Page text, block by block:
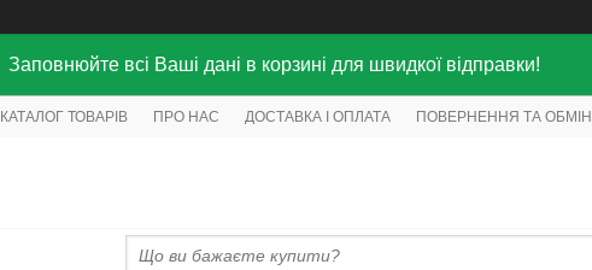
Заповнюйте всі Ваші дані в корзині для швидкої відправки!
КАТАЛОГ ТОВАРІВ ПРО НАС ДОСТАВКА І ОПЛАТА ПОВЕРНЕННЯ ТА ОБМІН